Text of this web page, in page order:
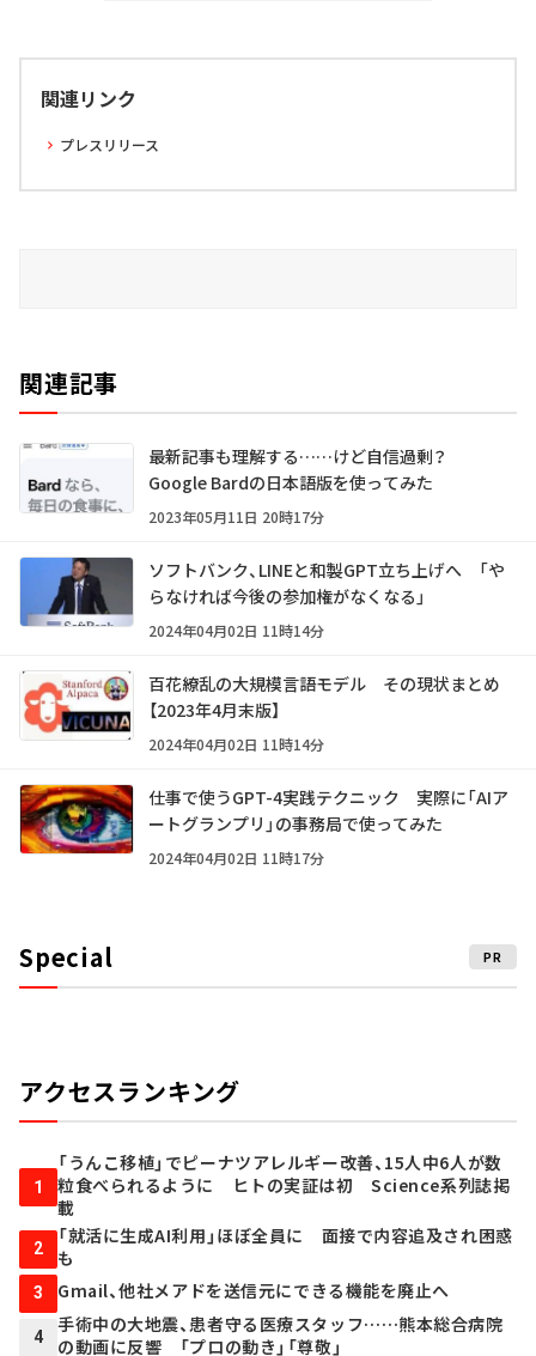
関連リンク
プレスリリース
関連記事
最新記事も理解する……けど自信過剰？
Google Bardの日本語版を使ってみた
2023年05月11日 20時17分
ソフトバンク、LINEと和製GPT立ち上げへ 「や
らなければ今後の参加権がなくなる」
2024年04月02日 11時14分
百花繚乱の大規模言語モデル その現状まとめ
【2023年4月末版】
2024年04月02日 11時14分
仕事で使うGPT-4実践テクニック 実際に「AIア
ートグランプリ」の事務局で使ってみた
2024年04月02日 11時17分
Special PR
アクセスランキング
1
「うんこ移植」でピーナツアレルギー改善、15人中6人が数
粒食べられるように ヒトの実証は初 Science系列誌掲
載
2
「就活に生成AI利用」ほぼ全員に 面接で内容追及され困惑
も
3 Gmail、他社メアドを送信元にできる機能を廃止へ
4
手術中の大地震、患者守る医療スタッフ……熊本総合病院
の動画に反響 「プロの動き」「尊敬」